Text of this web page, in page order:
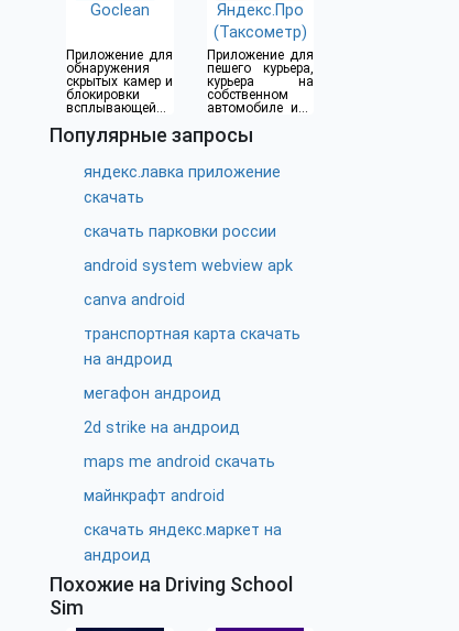
Goclean
Приложение для
обнаружения
скрытых камер и
блокировки
всплывающей
Яндекс.Про
(Таксометр)
Приложение для
пешего курьера,
курьера на
собственном
автомобиле или
Популярные запросы
яндекс.лавка приложение
скачать
скачать парковки россии
android system webview apk
canva android
транспортная карта скачать
на андроид
мегафон андроид
2d strike на андроид
maps me android скачать
майнкрафт android
скачать яндекс.маркет на
андроид
Похожие на Driving School
Sim